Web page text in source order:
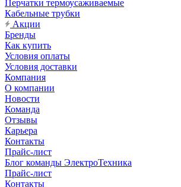
Перчатки термоусаживаемые
Кабельные трубки
Акции
Бренды
Как купить
Условия оплаты
Условия доставки
Компания
О компании
Новости
Команда
Отзывы
Карьера
Контакты
Прайс-лист
Блог команды ЭлектроТехника
Прайс-лист
Контакты